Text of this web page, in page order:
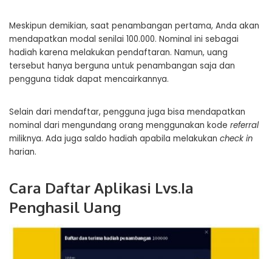
Meskipun demikian, saat penambangan pertama, Anda akan
mendapatkan modal senilai 100.000. Nominal ini sebagai
hadiah karena melakukan pendaftaran. Namun, uang
tersebut hanya berguna untuk penambangan saja dan
pengguna tidak dapat mencairkannya.
Selain dari mendaftar, pengguna juga bisa mendapatkan
nominal dari mengundang orang menggunakan kode referral
miliknya. Ada juga saldo hadiah apabila melakukan check in
harian.
Cara Daftar Aplikasi Lvs.Ia
Penghasil Uang